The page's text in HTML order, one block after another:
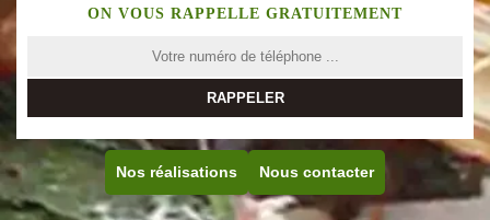
ON VOUS RAPPELLE GRATUITEMENT
Nos réalisations Nous contacter